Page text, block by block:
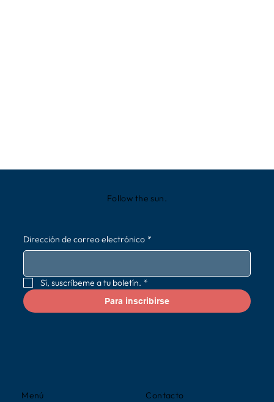
Contacto
Menú
Follow the sun.
Dirección de correo electrónico *
Sí, suscríbeme a tu boletín. *
Para inscribirse